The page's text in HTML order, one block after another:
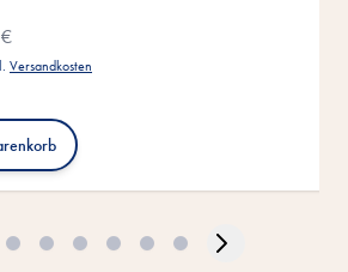
Versandkosten